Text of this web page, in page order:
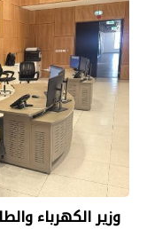
وزير الكهرباء